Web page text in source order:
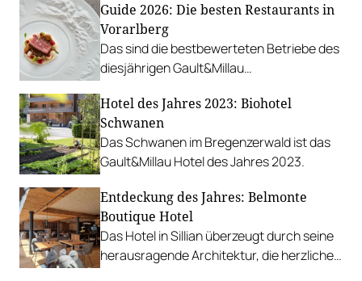
Guide 2026: Die besten Restaurants in
Vorarlberg
Das sind die bestbewerteten Betriebe des
diesjährigen Gault&Millau
Hotel des Jahres 2023: Biohotel
Schwanen
Das Schwanen im Bregenzerwald ist das
Gault&Millau Hotel des Jahres 2023.
Entdeckung des Jahres: Belmonte
Boutique Hotel
Das Hotel in Sillian überzeugt durch seine
herausragende Architektur, die herzliche